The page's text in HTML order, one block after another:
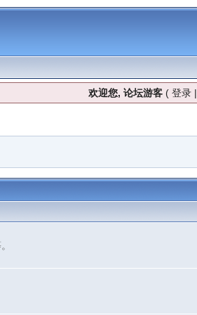
欢迎您, 论坛游客( 登录|